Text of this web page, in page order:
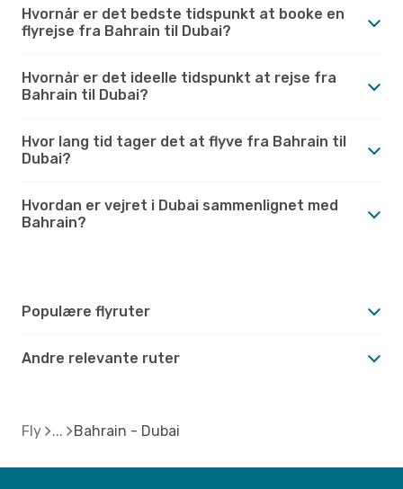
Hvornår er det bedste tidspunkt at booke en
flyrejse fra Bahrain til Dubai?
Hvornår er det ideelle tidspunkt at rejse fra
Bahrain til Dubai?
Hvor lang tid tager det at flyve fra Bahrain til
Dubai?
Hvordan er vejret i Dubai sammenlignet med
Bahrain?
Populære flyruter
Andre relevante ruter
Fly Bahrain - Dubai